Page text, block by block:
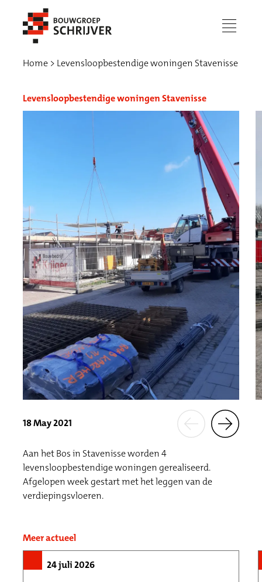
menu
Home Levensloopbestendige woningen Stavenisse
Levensloopbestendige woningen Stavenisse
18 May 2021
Aan het Bos in Stavenisse worden 4
levensloopbestendige woningen gerealiseerd.
Afgelopen week gestart met het leggen van de
verdiepingsvloeren.
Meer actueel
24 juli 2026